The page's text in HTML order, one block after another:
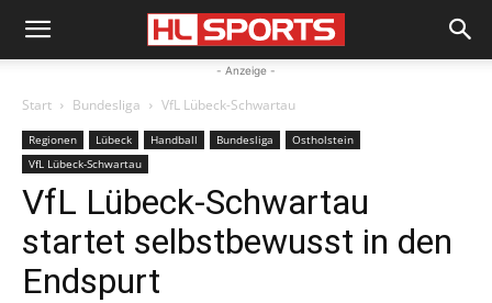
- Anzeige -
Start Bundesliga VfL Lübeck-Schwartau
Regionen Lübeck Handball Bundesliga
Ostholstein
VfL Lübeck-Schwartau
VfL Lübeck-Schwartau
startet selbstbewusst in den
Endspurt